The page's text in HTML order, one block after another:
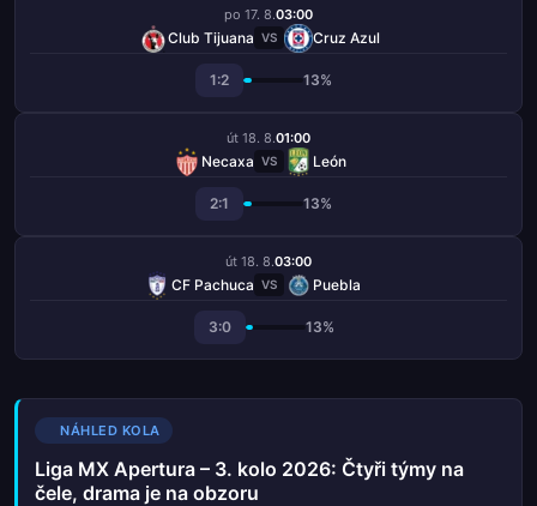
po 17. 8.03:00
Club Tijuana VS Cruz Azul
1:2 13%
út 18. 8.01:00
Necaxa VS León
2:1 13%
út 18. 8.03:00
CF Pachuca VS Puebla
3:0 13%
NÁHLED KOLA
Liga MX Apertura – 3. kolo 2026: Čtyři týmy na
čele, drama je na obzoru